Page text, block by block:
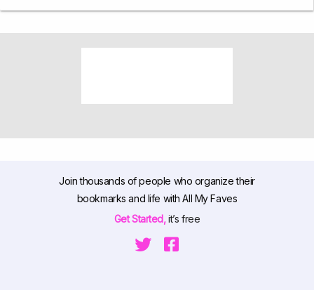
Join thousands of people who organize their
bookmarks and life with All My Faves
Get Started,it’s free